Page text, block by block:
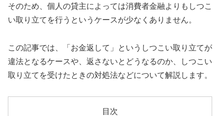
そのため、個人の貸主によっては消費者金融よりもしつこ
い取り立てを行うというケースが少なくありません。
この記事では、「お金返して」というしつこい取り立てが
違法となるケースや、返さないとどうなるのか、しつこい
取り立てを受けたときの対処法などについて解説します。
目次